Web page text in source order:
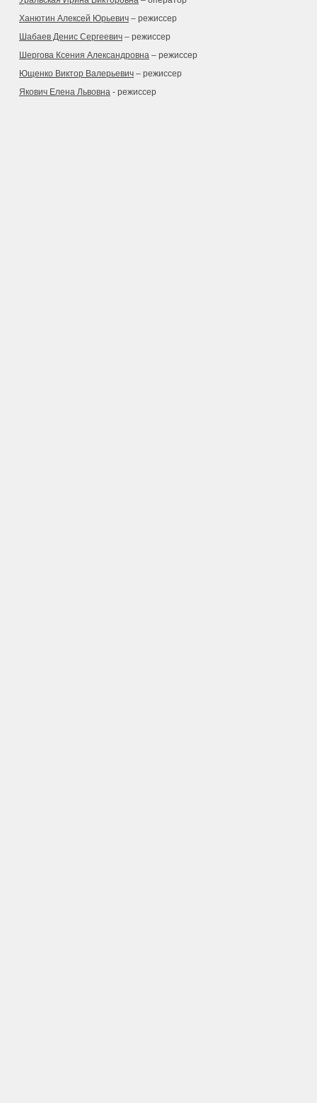
Ханютин Алексей Юрьевич – режиссер
Шабаев Денис Сергеевич – режиссер
Шергова Ксения Александровна – режиссер
Ющенко Виктор Валерьевич – режиссер
Якович Елена Львовна - режиссер